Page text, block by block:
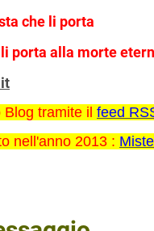
che li porta
porta alla morte
tramite il feed
nell'anno 2013 :